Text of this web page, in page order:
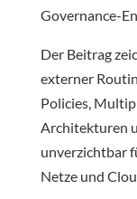
Governance-
Der Beitrag
externer
Policies,
Architekturen
unverzichtbar
Netze und